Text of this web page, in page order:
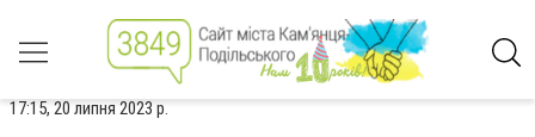
17:15, 20 липня 2023 р.